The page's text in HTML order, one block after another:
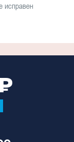
исправен